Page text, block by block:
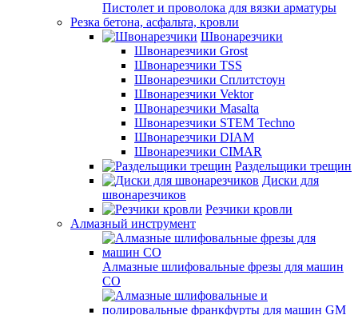
Пистолет и проволока для вязки арматуры
Резка бетона, асфальта, кровли
Швонарезчики
Швонарезчики Grost
Швонарезчики TSS
Швонарезчики Сплитстоун
Швонарезчики Vektor
Швонарезчики Masalta
Швонарезчики STEM Techno
Швонарезчики DIAM
Швонарезчики CIMAR
Раздельщики трещин
Диски для
швонарезчиков
Резчики кровли
Алмазный инструмент
Алмазные шлифовальные фрезы для машин
СО